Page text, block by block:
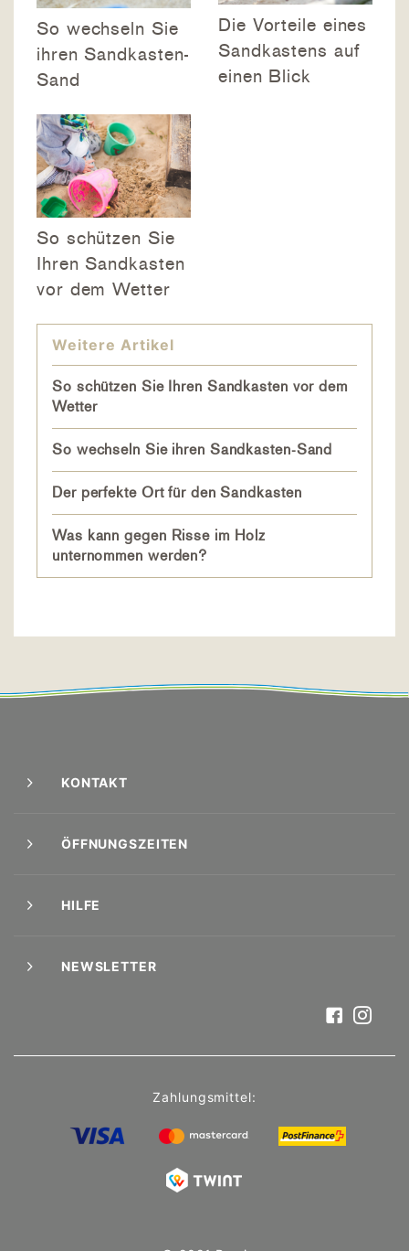
So wechseln Sie
ihren Sandkasten-
Sand
Die Vorteile eines
Sandkastens auf
einen Blick
So schützen Sie
Ihren Sandkasten
vor dem Wetter
Weitere Artikel
So schützen Sie Ihren Sandkasten vor dem
Wetter
So wechseln Sie ihren Sandkasten-Sand
Der perfekte Ort für den Sandkasten
Was kann gegen Risse im Holz
unternommen werden?
KONTAKT
ÖFFNUNGSZEITEN
HILFE
NEWSLETTER
Zahlungsmittel: